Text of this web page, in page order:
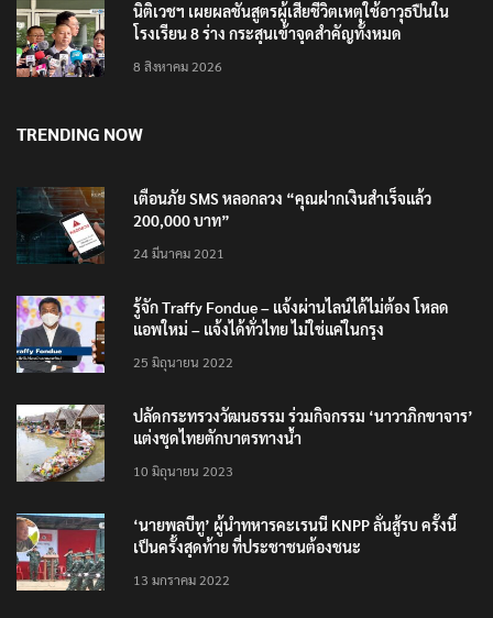
นิติเวชฯ เผยผลชันสูตรผู้เสียชีวิตเหตุใช้อาวุธปืนใน
โรงเรียน 8 ร่าง กระสุนเข้าจุดสำคัญทั้งหมด
8 สิงหาคม 2026
TRENDING NOW
เตือนภัย SMS หลอกลวง “คุณฝากเงินสำเร็จแล้ว
200,000 บาท”
24 มีนาคม 2021
รู้จัก Traffy Fondue – แจ้งผ่านไลน์ได้ไม่ต้อง โหลด
แอพใหม่ – แจ้งได้ทั่วไทย ไม่ใช่แค่ในกรุง
25 มิถุนายน 2022
ปลัดกระทรวงวัฒนธรรม ร่วมกิจกรรม ‘นาวาภิกขาจาร’
แต่งชุดไทยตักบาตรทางน้ำ
10 มิถุนายน 2023
‘นายพลบีทู’ ผู้นำทหารคะเรนนี KNPP ลั่นสู้รบ ครั้งนี้
เป็นครั้งสุดท้าย ที่ประชาชนต้องชนะ
13 มกราคม 2022